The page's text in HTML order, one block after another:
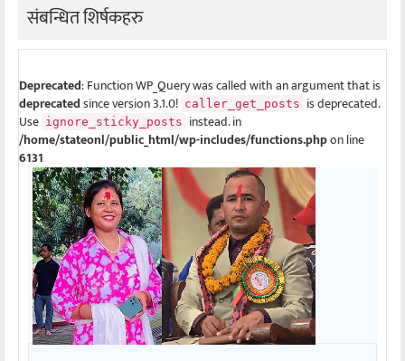
संबन्धित शिर्षकहरु
Deprecated: Function WP_Query was called with an argument that is
deprecatedsince version 3.1.0! caller_get_posts is deprecated.
Use ignore_sticky_posts instead. in
/home/stateonl/public_html/wp-includes/functions.phpon line
6131